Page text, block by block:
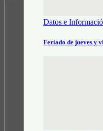
Datos e
Feriado de jueves y